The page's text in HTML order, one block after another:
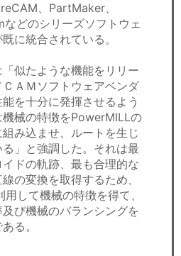
、PartMaker、
どのシリーズソフトウェ
に統合されている。
似たような機能をリリー
ＡＭソフトウェアベンダ
を十分に発揮させるよう
械の特徴をPowerMILLの
み込ませ、ルートを生じ
」と強調した。それは最
ドの軌跡、最も合理的な
の変換を取得するため、
して機械の特徴を得て、
び機械のバランシングを
る。